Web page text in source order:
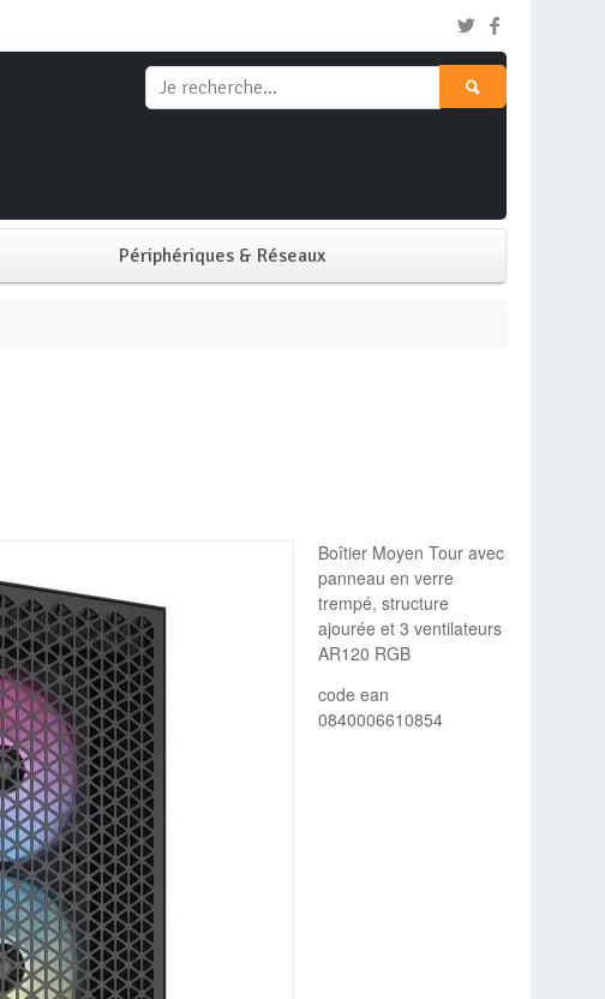
Périphériques & Réseaux
Boîtier Moyen Tour avec
panneau en verre
trempé, structure
ajourée et 3 ventilateurs
AR120 RGB
code ean
0840006610854